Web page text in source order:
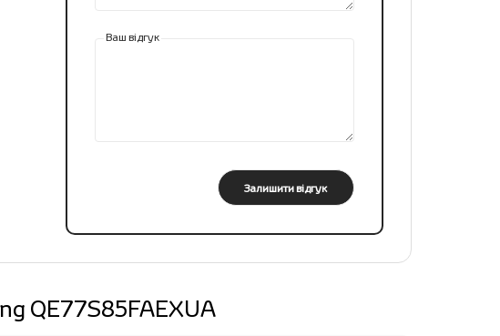
Ваш відгук
Залишити відгук
QE77S85FAEXUA